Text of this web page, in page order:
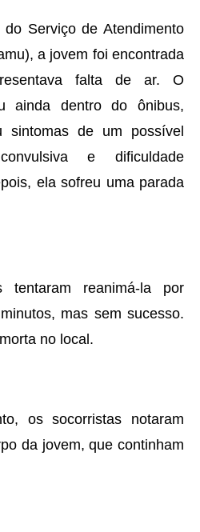
do Serviço de Atendimento
a jovem foi encontrada
falta de ar. O
ainda dentro do ônibus,
sintomas de um possível
e dificuldade
ela sofreu uma parada
tentaram reanimá-la por
mas sem sucesso.
no local.
os socorristas notaram
da jovem, que continham